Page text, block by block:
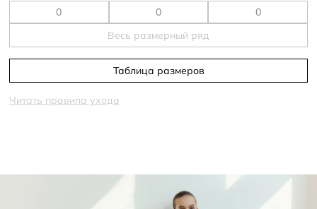
Весь размерный ряд
Таблица размеров
Читать правила ухода